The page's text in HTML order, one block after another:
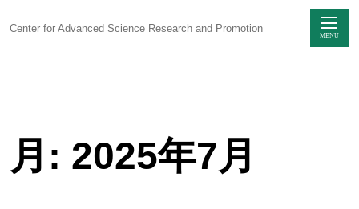
Center for Advanced Science Research and Promotion
MENU
センターに ついて
月: 2025年7月